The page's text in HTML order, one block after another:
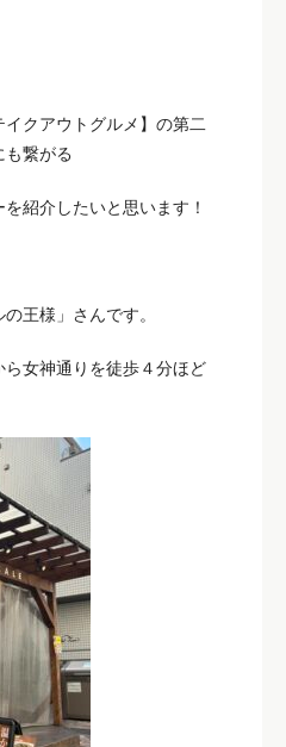
クアウトグルメ】の第二
繋がる
紹介したいと思います！
王様」さんです。
ら女神通りを徒歩４分ほど